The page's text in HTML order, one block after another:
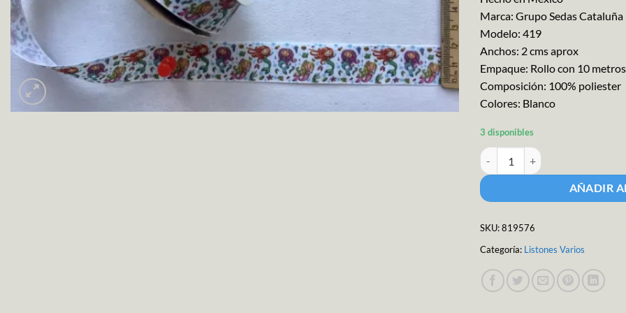
Marca: Grupo Sedas Cataluña
Modelo: 419
Anchos: 2 cms aprox
Empaque: Rollo con 10 metros
Composición: 100% poliester
Colores: Blanco
3 disponibles
Liston Cataluña.
AÑADIR
SKU:819576
Categoría: Listones Varios